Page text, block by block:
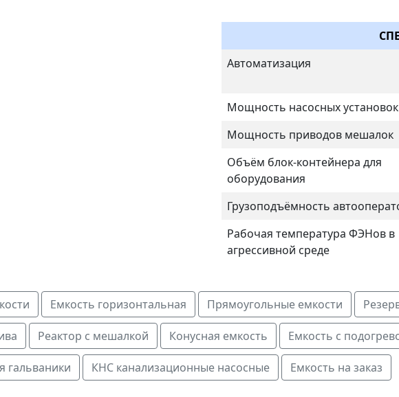
Автоматизация
Мощность насосных установок
Мощность приводов мешалок
Объём блок-контейнера для
оборудования
Грузоподъёмность
Рабочая температура ФЭНов в
агрессивной среде
Емкость горизонтальная Прямоугольные емкости
Реактор с мешалкой Конусная емкость Емкость с
гальваники КНС канализационные насосные Емкость на заказ